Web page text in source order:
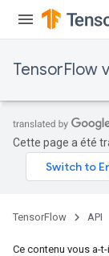
TensorFlow
Cette page a été
TensorFlow API
Ce contenu vous a-